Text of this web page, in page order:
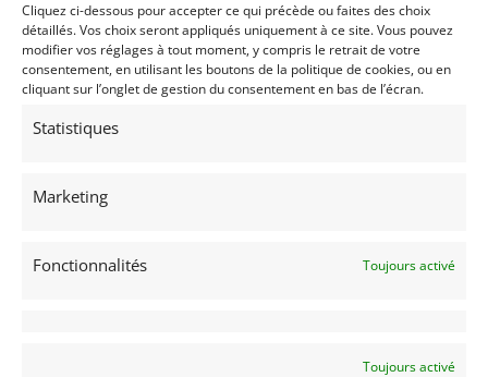
Cliquez ci-dessous pour accepter ce qui précède ou faites des choix
détaillés. Vos choix seront appliqués uniquement à ce site. Vous pouvez
modifier vos réglages à tout moment, y compris le retrait de votre
consentement, en utilisant les boutons de la politique de cookies, ou en
cliquant sur l’onglet de gestion du consentement en bas de l’écran.
Statistiques
Marketing
Fonctionnalités Toujours activé
Toujours activé
– Radiateur C&R en aluminium avec refroidisseur
d’huile intégré
– Tableau de bord numérique MXL
– Freins à disque Brembo de 14 pouces à l’avant (4
pistons) et de 12 pouces à l’arrière (1 piston)
– Jantes de 18 pouces
– Réservoir de sécurité ATL de 20 gallons
– 1 jeu de jantes et de pneus de rechange